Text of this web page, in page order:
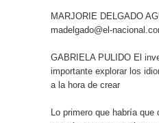
MARJORIE DELGADO
madelgado@el-
GABRIELA PULIDO El
importante explorar los
a la hora de crear
Lo primero que habría que